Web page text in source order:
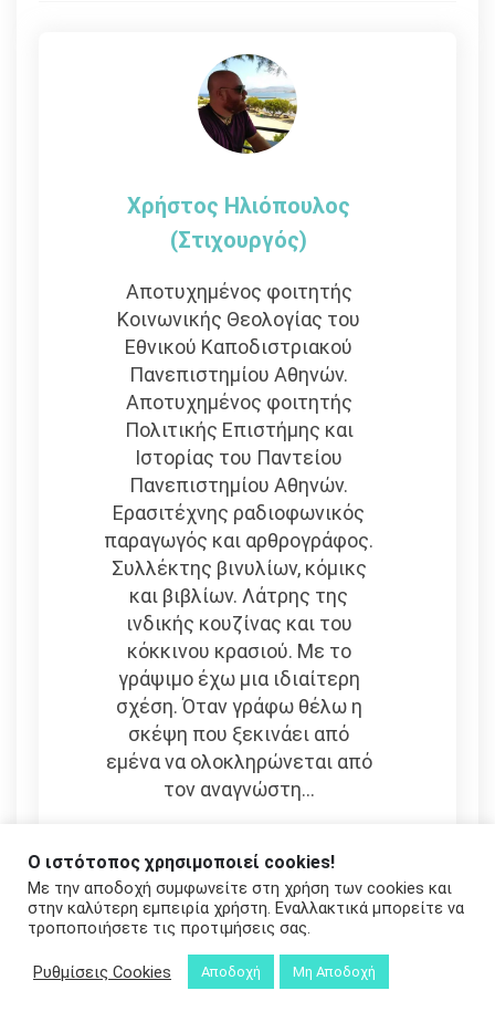
Χρήστος Ηλιόπουλος
(στιχουργός)
Αποτυχημένος φοιτητής
Κοινωνικής Θεολογίας του
Εθνικού Καποδιστριακού
Πανεπιστημίου Αθηνών.
Αποτυχημένος φοιτητής
Πολιτικής Επιστήμης και
Ιστορίας του Παντείου
Πανεπιστημίου Αθηνών.
Ερασιτέχνης ραδιοφωνικός
παραγωγός και αρθρογράφος.
Συλλέκτης βινυλίων, κόμικς
και βιβλίων. Λάτρης της
ινδικής κουζίνας και του
κόκκινου κρασιού. Με το
γράψιμο έχω μια ιδιαίτερη
σχέση. Όταν γράφω θέλω η
σκέψη που ξεκινάει από
εμένα να ολοκληρώνεται από
τον αναγνώστη...
ΔΙΑΒΆΣΤΕ ΠΕΡΙΣΣΌΤΕΡΑ
Ο ιστότοπος χρησιμοποιεί cookies!
Με την αποδοχή συμφωνείτε στη χρήση των cookies και
στην καλύτερη εμπειρία χρήστη. Εναλλακτικά μπορείτε να
τροποποιήσετε τις προτιμήσεις σας.
Ρυθμίσεις Cookies Αποδοχή Μη Αποδοχή